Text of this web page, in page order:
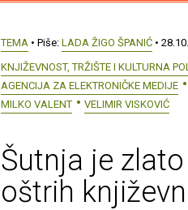
TEMA • Piše: LADA ŽIGO ŠPANIĆ •
KNJIŽEVNOST, TRŽIŠTE I KULTURNA
AGENCIJA ZA ELEKTRONIČKE MEDIJE
MILKO VALENT
VELIMIR VISKOVIĆ
Šutnja je
oštrih